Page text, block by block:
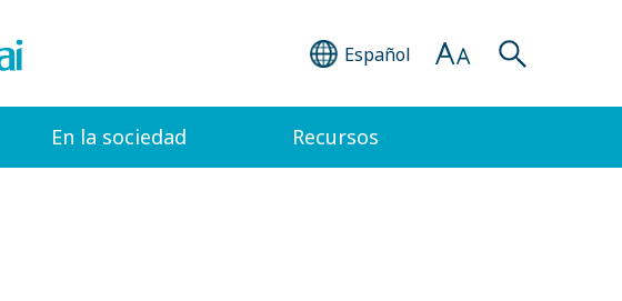
Español
En la sociedad Recursos